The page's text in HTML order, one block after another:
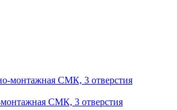
СМК, 3 отверстия